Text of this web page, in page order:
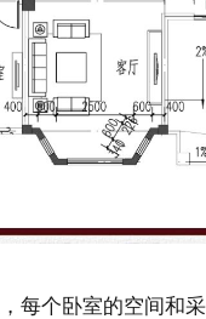
每个卧室的空间和